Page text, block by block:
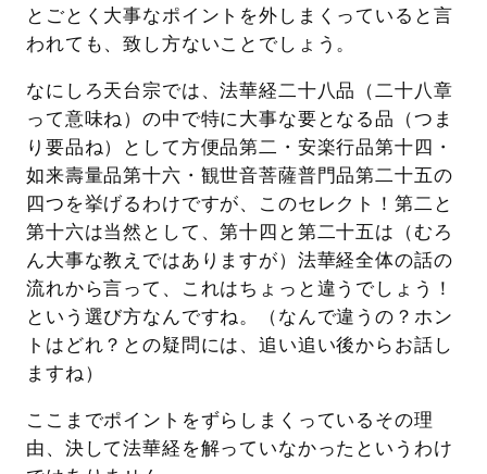
とごとく大事なポイントを外しまくっていると言
われても、致し方ないことでしょう。
なにしろ天台宗では、法華経二十八品（二十八章
って意味ね）の中で特に大事な要となる品（つま
り要品ね）として方便品第二・安楽行品第十四・
如来壽量品第十六・観世音菩薩普門品第二十五の
四つを挙げるわけですが、このセレクト！第二と
第十六は当然として、第十四と第二十五は（むろ
ん大事な教えではありますが）法華経全体の話の
流れから言って、これはちょっと違うでしょう！
という選び方なんですね。（なんで違うの？ホン
トはどれ？との疑問には、追い追い後からお話し
ますね）
ここまでポイントをずらしまくっているその理
由、決して法華経を解っていなかったというわけ